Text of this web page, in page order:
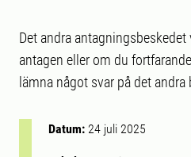
Det andra
antagen eller om du
lämna något svar på det andra
Datum: 24 juli 2025